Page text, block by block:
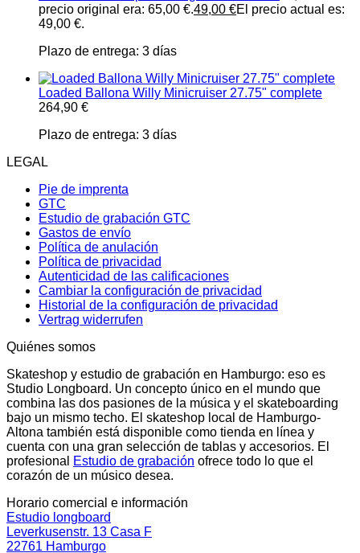
precio original era: 65,00 €.49,00 €El precio actual es:
49,00 €.
Plazo de entrega: 3 días
Loaded Ballona Willy Minicruiser 27.75" complete
264,90 €
Plazo de entrega: 3 días
LEGAL
Pie de imprenta
GTC
Estudio de grabación GTC
Gastos de envío
Política de anulación
Política de privacidad
Autenticidad de las calificaciones
Cambiar la configuración de privacidad
Historial de la configuración de privacidad
Vertrag widerrufen
Quiénes somos
Skateshop y estudio de grabación en Hamburgo: eso es
Studio Longboard. Un concepto único en el mundo que
combina las dos pasiones de la música y el skateboarding
bajo un mismo techo. El skateshop local de Hamburgo-
Altona también está disponible como tienda en línea y
cuenta con una gran selección de tablas y accesorios. El
profesional
Estudio de grabación ofrece todo lo que el
corazón de un músico desea.
Horario comercial e información
Estudio longboard
Leverkusenstr. 13 Casa F
22761 Hamburgo